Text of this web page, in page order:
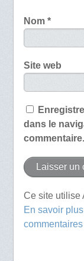
Nom *
Site web
dans le
commentaire.
Ce site utilise
En savoir